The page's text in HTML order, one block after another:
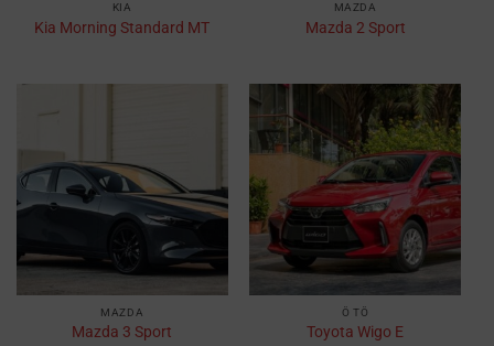
KIA
Kia Morning Standard MT
MAZDA
Mazda 2 Sport
MAZDA
Mazda 3 Sport
Ô TÔ
Toyota Wigo E